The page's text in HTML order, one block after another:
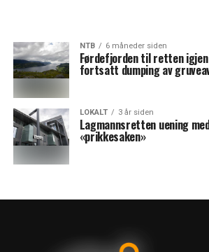
NTB 6 måneder siden
Førdefjorden til retten
fortsatt dumping av
LOKALT 3 år siden
Lagmannsretten uening
«prikkesaken»